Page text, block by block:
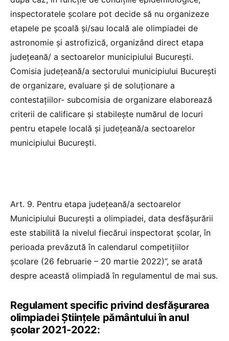
inspectoratele școlare pot decide să nu organizeze
etapele pe școală și/sau locală ale olimpiadei de
astronomie şi astrofizică, organizând direct etapa
județeană/ a sectoarelor municipiului București.
Comisia județeană/a sectorului municipiului București
de organizare, evaluare și de soluționare a
contestațiilor- subcomisia de organizare elaborează
criterii de calificare și stabilește numărul de locuri
pentru etapele locală și județeană/a sectoarelor
municipiului Bucureşti.
Art. 9. Pentru etapa judeţeană/a sectoarelor
Municipiului Bucureşti a olimpiadei, data desfășurării
este stabilită la nivelul fiecărui inspectorat școlar, în
perioada prevăzută în calendarul competițiilor
școlare (26 februarie – 20 martie 2022)”, se arată
despre această olimpiadă în regulamentul de mai sus.
Regulament specific privind desfășurarea
olimpiadei Științele pământului în anul
școlar 2021-2022: